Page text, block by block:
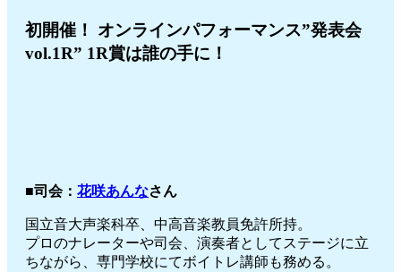
初開催！ オンラインパフォーマンス”発表会
vol.1R” 1R賞は誰の手に！
■司会： 花咲あんなさん
国立音大声楽科卒、中高音楽教員免許所持。
プロのナレーターや司会、演奏者としてステージに立
ちながら、専門学校にてボイトレ講師も務める。